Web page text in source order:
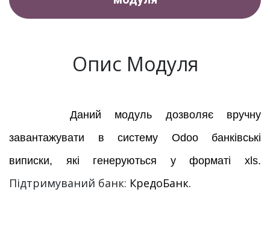
Опис Модуля
Даний модуль дозволяє вручну
завантажувати в систему Odoo банківські
виписки, які генеруються у форматі xls.
Підтримуваний банк: КредоБанк.